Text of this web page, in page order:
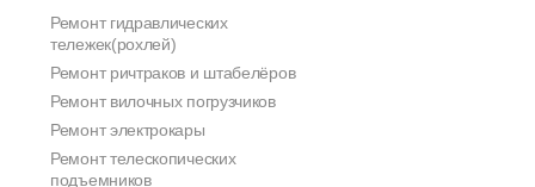
Ремонт гидравлических
тележек(рохлей)
Ремонт ричтраков и штабелёров
Ремонт вилочных погрузчиков
Ремонт электрокары
Ремонт телескопических
подъемников